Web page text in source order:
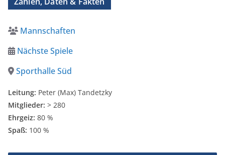
Mannschaften
Nächste Spiele
Sporthalle Süd
Leitung: Peter (Max) Tandetzky
Mitglieder: > 280
Ehrgeiz: 80 %
Spaß: 100 %